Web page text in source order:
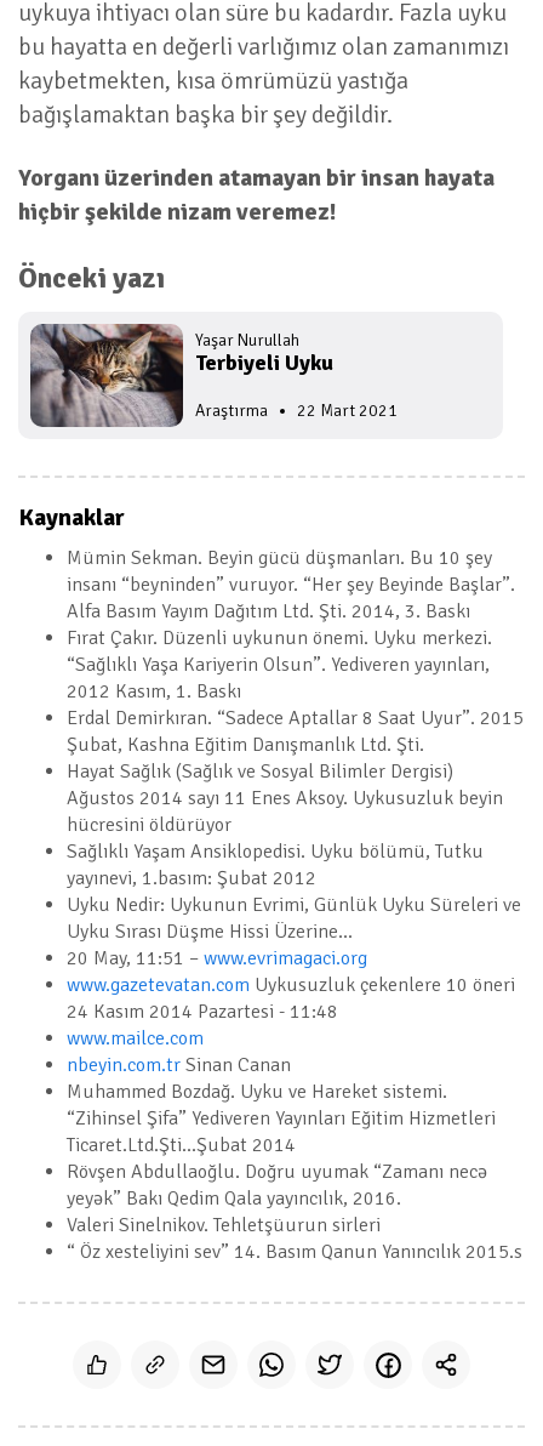
uykuya ihtiyacı olan süre bu kadardır. Fazla uyku
bu hayatta en değerli varlığımız olan zamanımızı
kaybetmekten, kısa ömrümüzü yastığa
bağışlamaktan başka bir şey değildir.
Yorganı üzerinden atamayan bir insan hayata
hiçbir şekilde nizam veremez!
Önceki yazı
Kaynaklar
Mümin Sekman. Beyin gücü düşmanları. Bu 10 şey
insanı “beyninden” vuruyor. “Her şey Beyinde Başlar”.
Alfa Basım Yayım Dağıtım Ltd. Şti. 2014, 3. Baskı
Fırat Çakır. Düzenli uykunun önemi. Uyku merkezi.
“Sağlıklı Yaşa Kariyerin Olsun”. Yediveren yayınları,
2012 Kasım, 1. Baskı
Erdal Demirkıran. “Sadece Aptallar 8 Saat Uyur”. 2015
Şubat, Kashna Eğitim Danışmanlık Ltd. Şti.
Hayat Sağlık (Sağlık ve Sosyal Bilimler Dergisi)
Ağustos 2014 sayı 11 Enes Aksoy. Uykusuzluk beyin
hücresini öldürüyor
Sağlıklı Yaşam Ansiklopedisi. Uyku bölümü, Tutku
yayınevi, 1.basım: Şubat 2012
Uyku Nedir: Uykunun Evrimi, Günlük Uyku Süreleri ve
Uyku Sırası Düşme Hissi Üzerine...
20 May, 11:51 – www.evrimagaci.org
www.gazetevatan.com Uykusuzluk çekenlere 10 öneri
24 Kasım 2014 Pazartesi - 11:48
www.mailce.com
nbeyin.com.tr Sinan Canan
Muhammed Bozdağ. Uyku ve Hareket sistemi.
“Zihinsel Şifa” Yediveren Yayınları Eğitim Hizmetleri
Ticaret.Ltd.Şti...Şubat 2014
Rövşen Abdullaoğlu. Doğru uyumak “Zamanı necə
yeyək” Bakı Qedim Qala yayıncılık, 2016.
Valeri Sinelnikov. Tehletşüurun sirleri
“ Öz xesteliyini sev” 14. Basım Qanun Yanıncılık 2015.s